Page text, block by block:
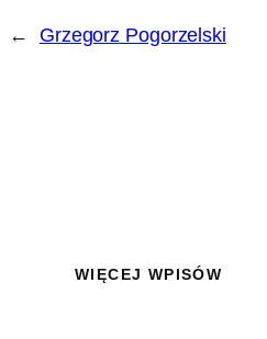
← Grzegorz Pogorzelski
WIĘCEJ WPISÓW